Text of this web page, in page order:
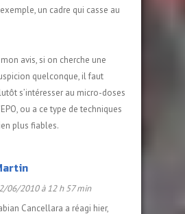
un cadre qui casse au
avis, si on cherche une
quelconque, il faut
s’intéresser au micro-doses
ou a ce type de techniques
plus fiables.
06/2010 à 12 h 57 min
Cancellara a réagi hier,